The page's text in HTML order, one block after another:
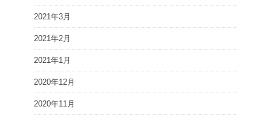
2021年3月
2021年2月
2021年1月
2020年12月
2020年11月